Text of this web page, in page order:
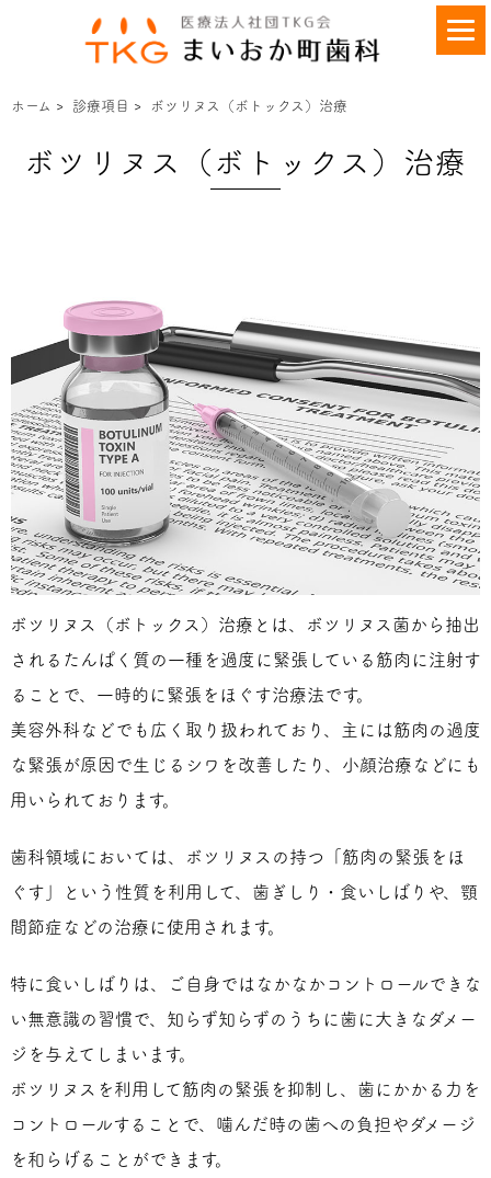
ホーム > 診療項目 > ボツリヌス（ボトックス）治療
ボツリヌス（ボトックス）治療
ボツリヌス（ボトックス）治療とは、ボツリヌス菌から抽出
されるたんぱく質の一種を過度に緊張している筋肉に注射す
ることで、一時的に緊張をほぐす治療法です。
美容外科などでも広く取り扱われており、主には筋肉の過度
な緊張が原因で生じるシワを改善したり、小顔治療などにも
用いられております。
歯科領域においては、ボツリヌスの持つ「筋肉の緊張をほ
ぐす」という性質を利用して、歯ぎしり・食いしばりや、顎
間節症などの治療に使用されます。
特に食いしばりは、ご自身ではなかなかコントロールできな
い無意識の習慣で、知らず知らずのうちに歯に大きなダメー
ジを与えてしまいます。
ボツリヌスを利用して筋肉の緊張を抑制し、歯にかかる力を
コントロールすることで、噛んだ時の歯への負担やダメージ
を和らげることができます。